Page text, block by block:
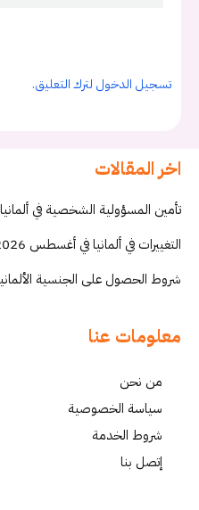
تسجيل الدخول لترك التعليق.
اخر المقالات
تأمين المسؤولية الشخصية في ألمانيا 2026: دليل Privathaftpflicht
التغييرات في ألمانيا في أغسطس 2026: 7 قوانين تهمك
شروط الحصول على الجنسية الألمانية 2026 والجنسية
معلومات عنا
من نحن
سياسة الخصوصية
شروط الخدمة
إتصل بنا